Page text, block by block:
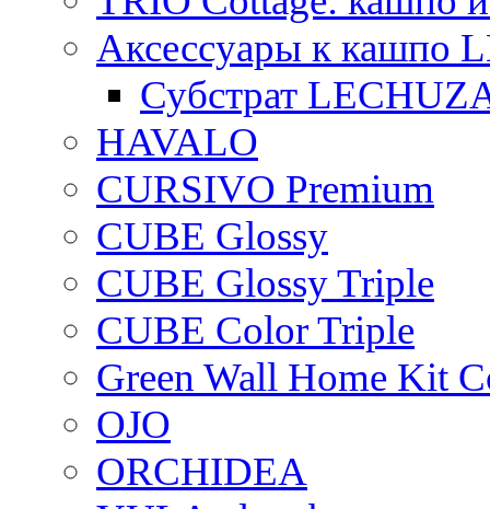
Аксессуары к кашпо
Субстрат
HAVALO
CURSIVO Premium
CUBE Glossy
CUBE Glossy Triple
CUBE Color Triple
Green Wall Home Kit
OJO
ORCHIDEA